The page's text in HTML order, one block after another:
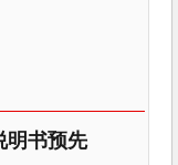
明书预先